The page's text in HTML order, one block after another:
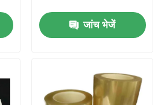
जांच भेजें